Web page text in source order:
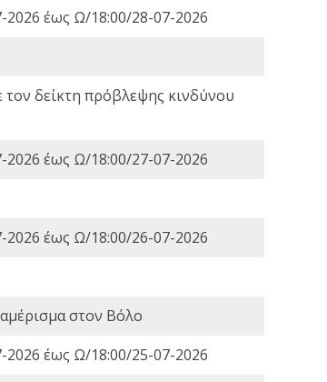
2026 έως Ω/18:00/28-07-2026
δείκτη πρόβλεψης κινδύνου
2026 έως Ω/18:00/27-07-2026
2026 έως Ω/18:00/26-07-2026
στον Βόλο
2026 έως Ω/18:00/25-07-2026